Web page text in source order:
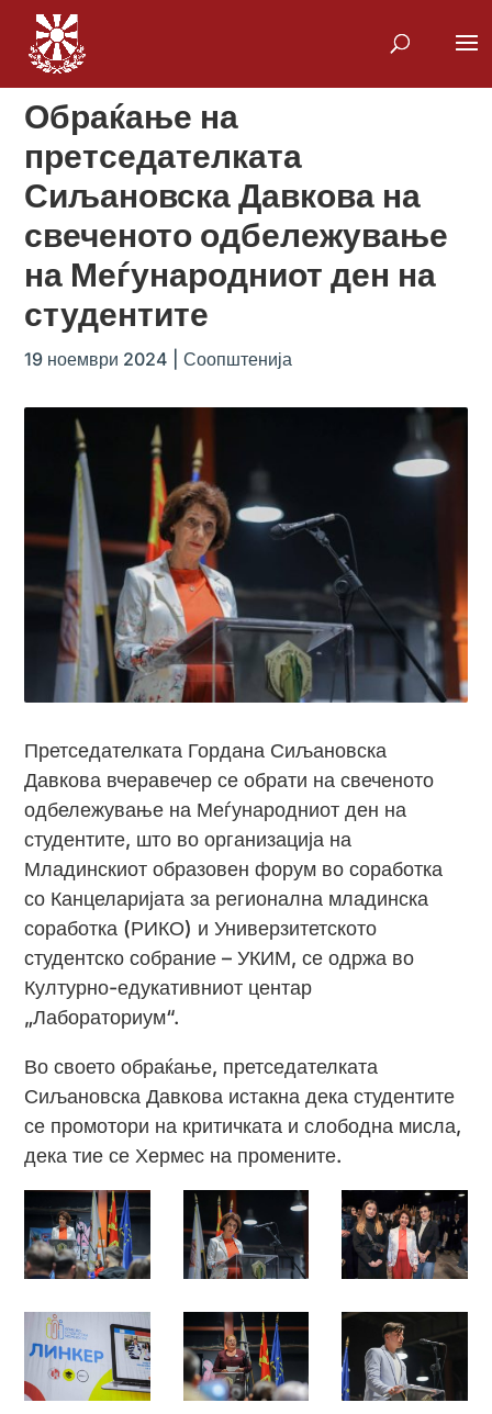
Обраќање на
претседателката
Сиљановска Давкова на
свеченото одбележување
на Меѓународниот ден на
студентите
19 ноември 2024 |Соопштенија
Претседателката Гордана Сиљановска
Давкова вчеравечер се обрати на свеченото
одбележување на Меѓународниот ден на
студентите, што во организација на
Младинскиот образовен форум во соработка
со Канцеларијата за регионална младинска
соработка (РИКО) и Универзитетското
студентско собрание – УКИМ, се одржа во
Културно-едукативниот центар
„Лабораториум“.
Во своето обраќање, претседателката
Сиљановска Давкова истакна дека студентите
се промотори на критичката и слободна мисла,
дека тие се Хермес на промените.